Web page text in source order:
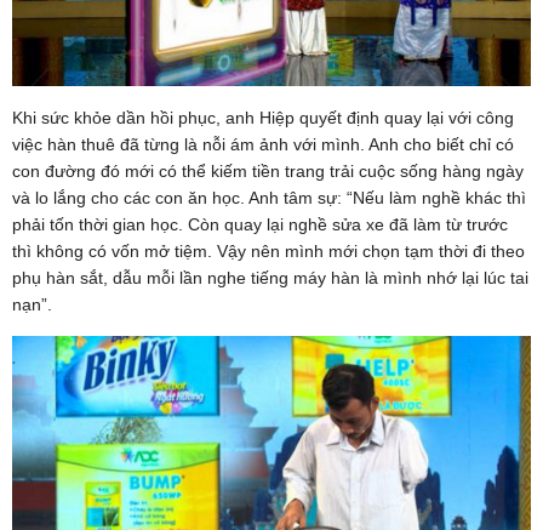
Khi sức khỏe dần hồi phục, anh Hiệp quyết định quay lại với công
việc hàn thuê đã từng là nỗi ám ảnh với mình. Anh cho biết chỉ có
con đường đó mới có thể kiếm tiền trang trải cuộc sống hàng ngày
và lo lắng cho các con ăn học. Anh tâm sự: “Nếu làm nghề khác thì
phải tốn thời gian học. Còn quay lại nghề sửa xe đã làm từ trước
thì không có vốn mở tiệm. Vậy nên mình mới chọn tạm thời đi theo
phụ hàn sắt, dẫu mỗi lần nghe tiếng máy hàn là mình nhớ lại lúc tai
nạn”.